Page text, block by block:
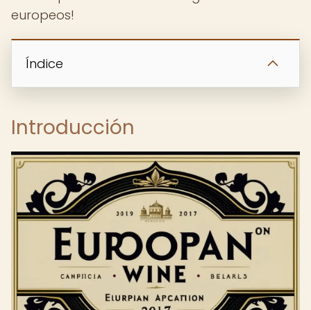
europeos!
Índice
Introducción